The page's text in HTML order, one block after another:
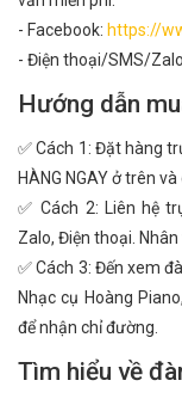
- Facebook: https://
- Điện thoại/SMS/
Hướng dẫn
✅ Cách 1: Đặt hàng
HÀNG NGAY ở trên
✅ Cách 2: Liên hệ
Zalo, Điện thoại. Nhân
✅ Cách 3: Đến xem
Nhạc cụ Hoàng
để nhận chỉ đường.
Tìm hiểu về